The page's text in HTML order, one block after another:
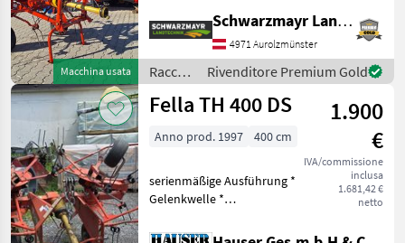
Macchina usata
supporto girevole -
larghezza di lavoro 540 cm -
con 4 rotori, ciascuno con 6
doppi denti
Schwarzmayr Landtechnik GmbH - Aurolzmünster
4971 Aurolzmünster
Raccolta
mangimi
/ Fella
Rivenditore Premium Gold
Fella TH 400 DS
1.900
€
IVA/commissione
inclusa
1.681,42 €
netto
Anno prod. 1997 400 cm
serienmäßige Ausführung *
Gelenkwelle *
mechanische Klappung *